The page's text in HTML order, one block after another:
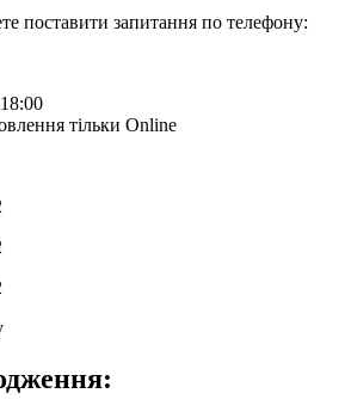
поставити запитання по телефону:
тільки Online